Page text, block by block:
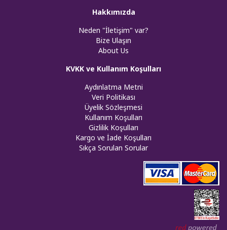
Hakkımızda
Neden "İletişim" var?
Bize Ulaşın
About Us
KVKK ve Kullanım Koşulları
Aydınlatma Metni
Veri Politikası
Üyelik Sözleşmesi
Kullanım Koşulları
Gizlilik Koşulları
Kargo ve İade Koşulları
Sıkça Sorulan Sorular
Web